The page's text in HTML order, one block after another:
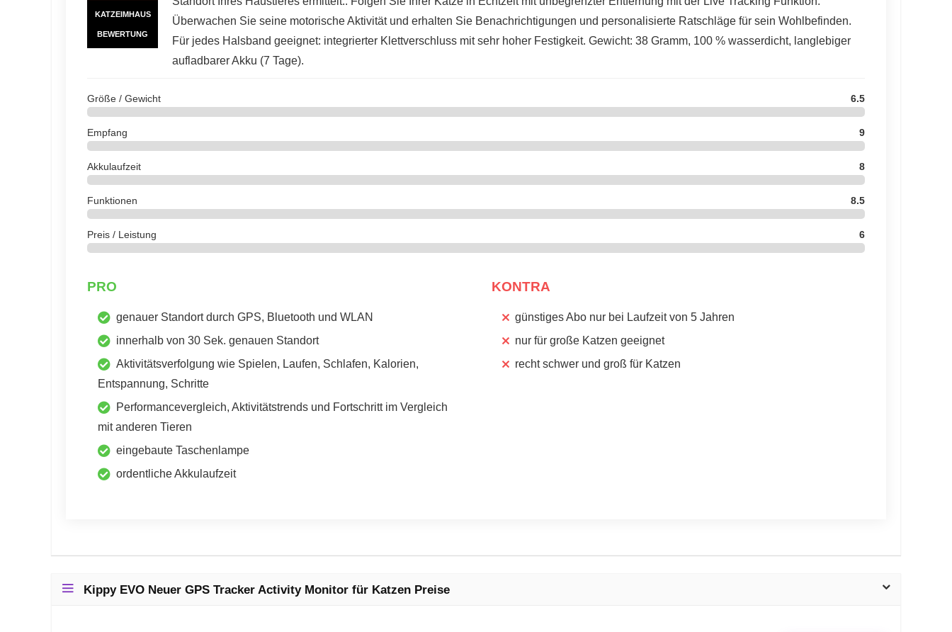
KATZEIMHAUS
BEWERTUNG
Überwachen Sie seine motorische Aktivität und erhalten Sie Benachrichtigungen und personalisierte Ratschläge für sein Wohlbefinden.
Für jedes Halsband geeignet: integrierter Klettverschluss mit sehr hoher Festigkeit. Gewicht: 38 Gramm, 100 % wasserdicht, langlebiger
aufladbarer Akku (7 Tage).
Größe / Gewicht 6.5
Empfang 9
Akkulaufzeit 8
Funktionen 8.5
Preis / Leistung 6
PRO
genauer Standort durch GPS, Bluetooth und WLAN
innerhalb von 30 Sek. genauen Standort
Aktivitätsverfolgung wie Spielen, Laufen, Schlafen, Kalorien,
Entspannung, Schritte
Performancevergleich, Aktivitätstrends und Fortschritt im Vergleich
mit anderen Tieren
eingebaute Taschenlampe
ordentliche Akkulaufzeit
KONTRA
günstiges Abo nur bei Laufzeit von 5 Jahren
nur für große Katzen geeignet
recht schwer und groß für Katzen
Kippy EVO Neuer GPS Tracker Activity Monitor für Katzen Preise